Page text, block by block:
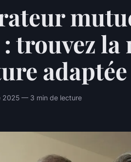
trouvez
adaptée
2025 — 3 min de lecture